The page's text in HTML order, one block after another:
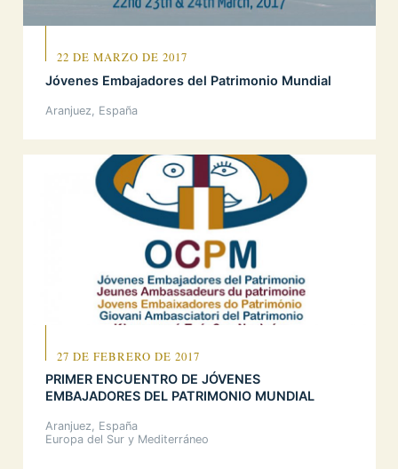
22 DE MARZO DE 2017
Jóvenes Embajadores del Patrimonio Mundial
Aranjuez, España
27 DE FEBRERO DE 2017
PRIMER ENCUENTRO DE JÓVENES
EMBAJADORES DEL PATRIMONIO MUNDIAL
Aranjuez, España
Europa del Sur y Mediterráneo